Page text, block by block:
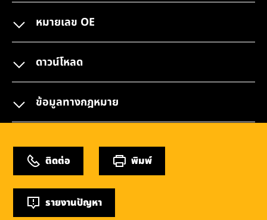
หมายเลข OE
ดาวน์โหลด
ข้อมูลทางกฎหมาย
ติดต่อ พิมพ์
รายงานปัญหา